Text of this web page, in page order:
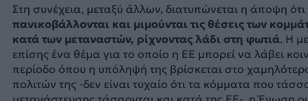
Στη συνέχεια, μεταξύ άλλων, διατυπώνεται η άποψη ότι
πανικοβάλλονται και μιμούνται τις θέσεις των
κατά των μεταναστών, ρίχνοντας λάδι στη φωτιά. Η
επίσης ένα θέμα για το οποίο η ΕΕ μπορεί να λάβει
περίοδο όπου η υπόληψή της βρίσκεται στο
πολιτών της -δεν είναι τυχαίο ότι τα κόμματα που